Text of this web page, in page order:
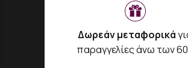
Δωρεάν μεταφορικά
παραγγελίες άνω των